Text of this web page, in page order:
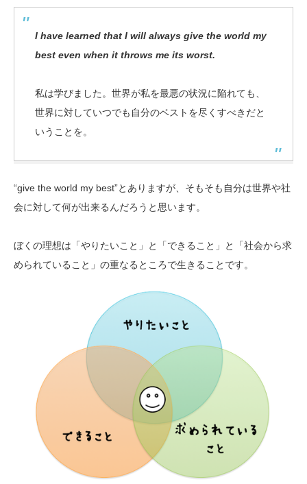
I have learned that I will always give the world my
best even when it throws me its worst.
私は学びました。世界が私を最悪の状況に陥れても、
世界に対していつでも自分のベストを尽くすべきだと
いうことを。
“give the world my best”とありますが、そもそも自分は世界や社
会に対して何が出来るんだろうと思います。
ぼくの理想は「やりたいこと」と「できること」と「社会から求
められていること」の重なるところで生きることです。